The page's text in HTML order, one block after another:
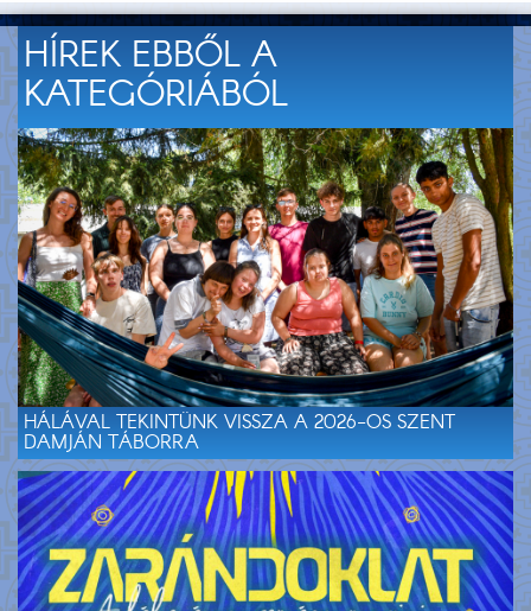
HÍREK EBBŐL A
KATEGÓRIÁBÓL
HÁLÁVAL TEKINTÜNK VISSZA A 2026-OS SZENT
DAMJÁN TÁBORRA